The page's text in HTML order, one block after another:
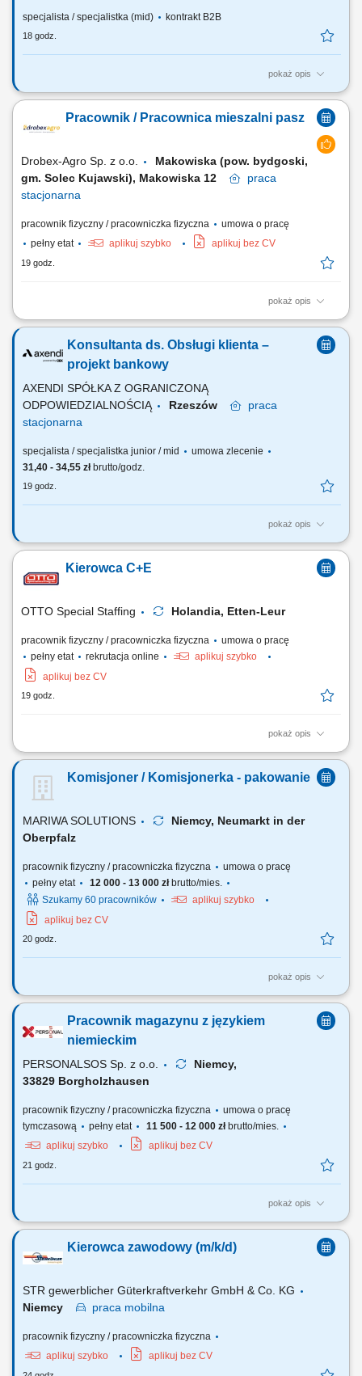
specjalista / specjalistka (mid) kontrakt B2B
18 godz.
pokaż opis
ZADANIA KTÓRE NA CIEBIE CZEKAJĄ: około 70% czasu poświęcisz
trafnych odpowiedzi, około 30% czasu zajmie obsługa wiadomości e-
mail oraz rozwiązywanie zgłoszeń klientów, dbanie o wysoką jakość
Pracownik / Pracownica mieszalni pasz
Drobex-Agro Sp. z o.o.
Makowiska (pow. bydgoski,
gm. Solec Kujawski), Makowiska 12
praca
stacjonarna
pracownik fizyczny / pracowniczka fizyczna
umowa o pracę
pełny etat
aplikuj szybko aplikuj bez CV
19 godz.
pokaż opis
Twój zakres obowiązków Produkcja paszy; Obsługa silosów; Przyjęcie
surowców do magazynu; Drobne prace naprawcze oraz konserwacyjne
maszyn;
Konsultanta ds. Obsługi klienta –
projekt bankowy
AXENDI SPÓŁKA Z OGRANICZONĄ
ODPOWIEDZIALNOŚCIĄ
Rzeszów
praca
stacjonarna
specjalista / specjalistka junior / mid
umowa zlecenie
31,40 - 34,55 złbrutto/godz.
19 godz.
pokaż opis
Twoim zadaniem będzie: prowadzenie rozmów telefonicznych oraz
mailowych+chat i odpowiadanie na pytania klientów banku dotyczące
kont osobistych, rachunków płatniczych, kart, kredytów i lokat;
prowadzenie rozmów zgodnie z najwyższymi standardami jakości oraz
Kierowca C+E
OTTO Special Staffing Holandia, Etten-Leur
pracownik fizyczny / pracowniczka fizyczna
umowa o pracę
pełny etat
rekrutacja online
aplikuj szybko
aplikuj bez CV
19 godz.
pokaż opis
Jako kierowca C+E odpowiada Pan/Pani za bezpieczną, efektywną i
wykorzystaniem ciągników siodłowych z naczepami oraz zestawów
pojazdów, zgodnie z obowiązującymi przepisami prawa, umowami z
Komisjoner / Komisjonerka - pakowanie
MARIWA SOLUTIONS
Niemcy, Neumarkt in der
Oberpfalz
pracownik fizyczny / pracowniczka fizyczna
umowa o pracę
pełny etat
12 000 - 13 000 złbrutto/mies.
Szukamy 60 pracowników
aplikuj szybko
aplikuj bez CV
20 godz.
pokaż opis
Opis stanowiska Precyzyjne komisjonowanie: zbieranie artykułów
Mistrzostwo w pakowaniu: staranne pakowanie i przygotowywanie
towaru, tak aby bezpiecznie dotarł do celu. Obsługa systemu: intuicyjna
Pracownik magazynu z językiem
niemieckim
PERSONALSOS Sp. z o.o.
Niemcy,
33829 Borgholzhausen
pracownik fizyczny / pracowniczka fizyczna
umowa o pracę
tymczasową
pełny etat 11 500 - 12 000 złbrutto/mies.
aplikuj szybko
aplikuj bez CV
21 godz.
pokaż opis
Zadania: prace magazynowe (komisjonowanie, pakowanie,
załadunek i rozładunek samochodów ciężarowych; sporządzanie i
kontrola dokumentów wysyłkowych; montaż elementów wózków
Kierowca zawodowy (m/k/d)
STR gewerblicher Güterkraftverkehr GmbH & Co. KG
Niemcy
praca mobilna
pracownik fizyczny / pracowniczka fizyczna
aplikuj szybko
aplikuj bez CV